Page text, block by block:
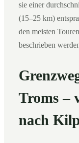
sie einer
(15–25 km)
den meisten
beschrieben
Troms –
nach